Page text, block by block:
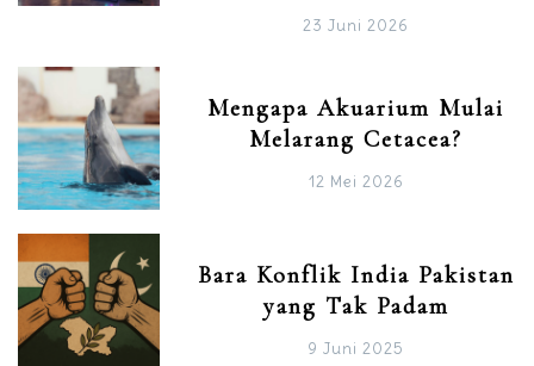
23 Juni 2026
Mengapa Akuarium Mulai
Melarang Cetacea?
12 Mei 2026
Bara Konflik India Pakistan
yang Tak Padam
9 Juni 2025